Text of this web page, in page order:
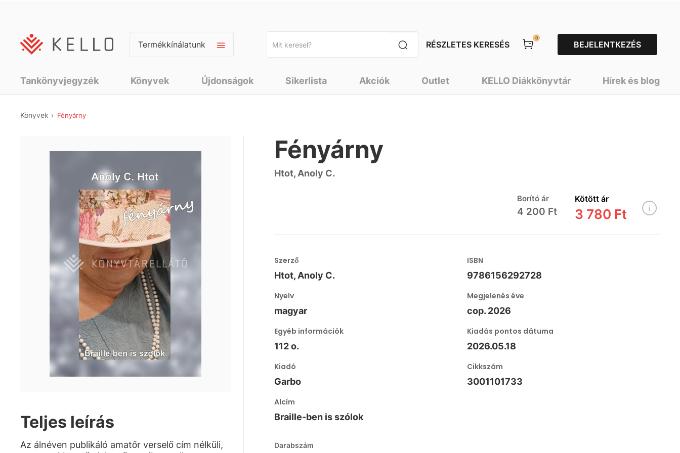
Termékkínálatunk RÉSZLETES KERESÉS
0
BEJELENTKEZÉS
Tankönyvjegyzék Könyvek Újdonságok Sikerlista Akciók Outlet KELLO Diákkönyvtár Hírek és blog
Könyvek Fényárny
Teljes leírás
Az álnéven publikáló amatőr verselő cím nélküli,
Fényárny
Htot, Anoly C.
Borító ár
4 200 Ft
Kötött ár
3 780 Ft
Szerző
Htot, Anoly C.
ISBN
9786156292728
Nyelv
magyar
Megjelenés éve
cop. 2026
Egyéb információk
112 o.
Kiadás pontos dátuma
2026.05.18
Kiadó
Garbo
Cikkszám
3001101733
Alcím
Braille-ben is szólok
Darabszám